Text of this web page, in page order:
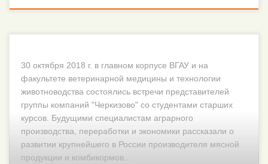
30 октября 2018 г. в главном корпусе ВГАУ и на
факультете ветеринарной медицины и технологии
животноводства состоялись встречи представителей
группы компаний "Черкизово" со студентами старших
курсов. Будущими специалистам аграрного
производства, переработки и экономики рассказали о
развитии крупнейшего в России производителя мясной
продукции и комбикормов...